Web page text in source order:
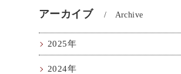
アーカイブ Archive
2025年
2024年